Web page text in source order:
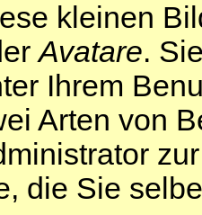
kleinen
Avatare.
Ihrem
Arten von
die Sie